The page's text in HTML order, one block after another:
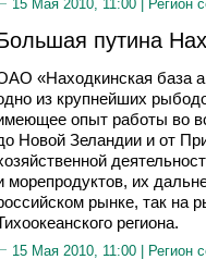
15 Мая 2010, 11:00 | Регион
путина
«Находкинская база
из крупнейших
опыт работы во
Новой Зеландии и от
морепродуктов, их
рынке, так на
региона.
15 Мая 2010, 11:00 | Регион